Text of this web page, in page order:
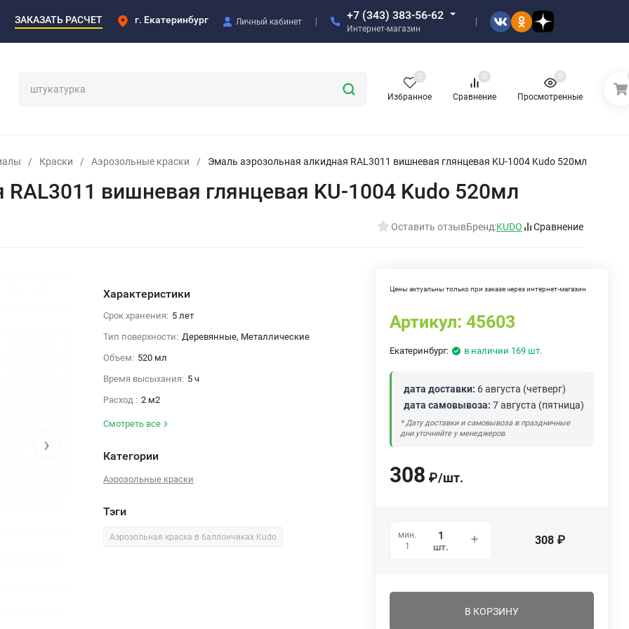
ЗАКАЗАТЬ РАСЧЕТ г. Екатеринбург Личный кабинет +7 (343) 383-56-62
Интернет-магазин
Избранное
0
Сравнение
0
Просмотренные
0
/ Краски / Аэрозольные краски / Эмаль аэрозольная алкидная RAL3011 вишневая глянцевая KU-1004 Kudo 520мл
вишневая глянцевая KU-1004 Kudo 520мл
Оставить отзывБренд:KUDO Сравнение
›
Характеристики
Срок хранения: 5 лет
Тип поверхности: Деревянные, Металлические
Объем: 520 мл
Время высыхания: 5 ч
Расход : 2 м2
Смотреть все
Категории
Аэрозольные краски
Тэги
Аэрозольная краска в баллончиках Kudo
Цены актуальны только при заказе через интернет-магазин
Артикул:45603
Екатеринбург: в наличии 169 шт.
дата доставки: 6 августа (четверг)
дата самовывоза: 7 августа (пятница)
* Дату доставки и самовывоза в праздничные
дни уточняйте у менеджеров.
308 ₽/шт.
мин.
1
шт. 308 ₽
В КОРЗИНУ